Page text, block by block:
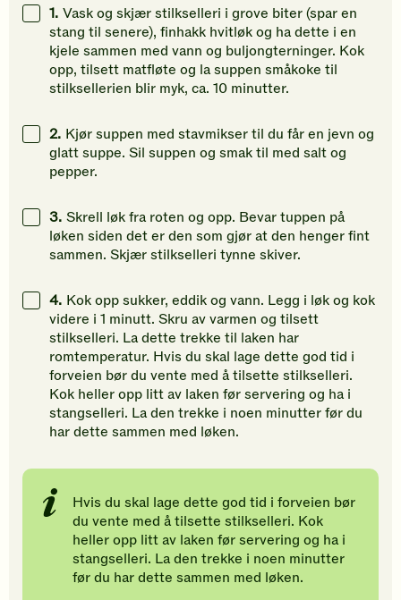
din
vurdering.
denne
oppskriften.
din
1. Vask og skjær stilkselleri i grove biter (spar en
stang til senere), finhakk hvitløk og ha dette i en
kjele sammen med vann og buljongterninger. Kok
opp, tilsett matfløte og la suppen småkoke til
stilksellerien blir myk, ca. 10 minutter.
2. Kjør suppen med stavmikser til du får en jevn og
glatt suppe. Sil suppen og smak til med salt og
pepper.
3. Skrell løk fra roten og opp. Bevar tuppen på
løken siden det er den som gjør at den henger fint
sammen. Skjær stilkselleri tynne skiver.
4. Kok opp sukker, eddik og vann. Legg i løk og kok
videre i 1 minutt. Skru av varmen og tilsett
stilkselleri. La dette trekke til laken har
romtemperatur. Hvis du skal lage dette god tid i
forveien bør du vente med å tilsette stilkselleri.
Kok heller opp litt av laken før servering og ha i
stangselleri. La den trekke i noen minutter før du
har dette sammen med løken.
Hvis du skal lage dette god tid i forveien bør
du vente med å tilsette stilkselleri. Kok
heller opp litt av laken før servering og ha i
stangselleri. La den trekke i noen minutter
før du har dette sammen med løken.